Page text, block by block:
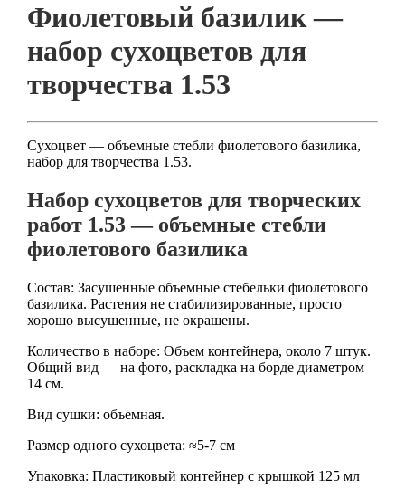
Фиолетовый базилик —
набор сухоцветов для
творчества 1.53
Сухоцвет — объемные стебли фиолетового базилика,
набор для творчества 1.53.
Набор сухоцветов для творческих
работ 1.53 — объемные стебли
фиолетового базилика
Состав: Засушенные объемные стебельки фиолетового
базилика. Растения не стабилизированные, просто
хорошо высушенные, не окрашены.
Количество в наборе: Объем контейнера, около 7 штук.
Общий вид — на фото, раскладка на борде диаметром
14 см.
Вид сушки: объемная.
Размер одного сухоцвета: ≈5-7 см
Упаковка: Пластиковый контейнер с крышкой 125 мл